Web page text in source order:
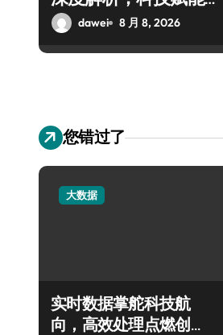
长资讯高效增值
dawei 8 月 8, 2026
您错过了
大数据
实时数据掌舵科技航
向，高效处理点燃创业